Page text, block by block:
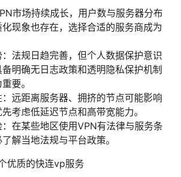
市场持续成长，用户数与服务器分布
现象也存在，选择合适的服务商成为
法规日趋完善，但个人数据保护意识
明确无日志政策和透明隐私保护机制
要。
远距离服务器、拥挤的节点可能影响
考虑低延迟节点和高带宽能力。
在某些地区使用VPN有法律与服务条
解当地法规与平台政策。
优质的快连vp服务